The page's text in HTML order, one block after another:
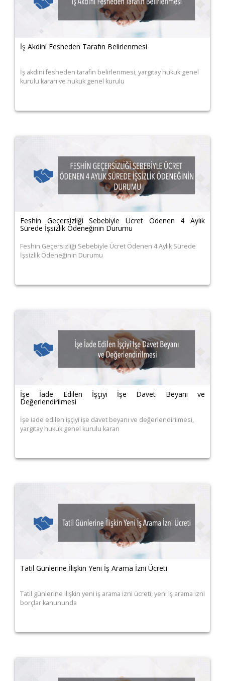
İş Akdini Fesheden Tarafın Belirlenmesi
İş akdini fesheden tarafın belirlenmesi, yargıtay hukuk genel
kurulu kararı ve hukuk genel kurulu
Feshin Geçersizliği Sebebiyle Ücret Ödenen 4 Aylık
Sürede İşsizlik Ödeneğinin Durumu
Feshin Geçersizliği Sebebiyle Ücret Ödenen 4 Aylık Sürede
İşsizlik Ödeneğinin Durumu
İşe İade Edilen İşçiyi İşe Davet Beyanı ve
Değerlendirilmesi
İşe iade edilen işçiyi işe davet beyanı ve değerlendirilmesi,
yargıtay hukuk genel kurulu kararı
Tatil Günlerine İlişkin Yeni İş Arama İzni Ücreti
Tatil günlerine ilişkin yeni iş arama izni ücreti, yeni iş arama izni
borçlar kanununda